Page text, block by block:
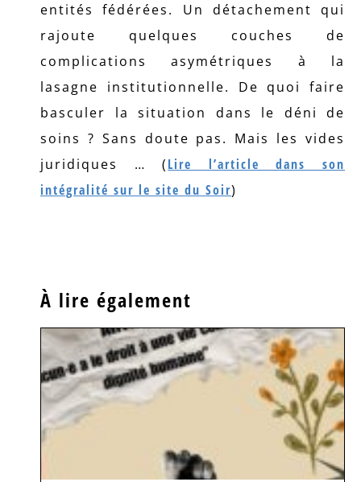
entités fédérées. Un détachement qui
rajoute quelques couches de
complications asymétriques à la
lasagne institutionnelle. De quoi faire
basculer la situation dans le déni de
soins ? Sans doute pas. Mais les vides
juridiques … (Lire l’article dans son
intégralité sur le site du Soir)
À lire également